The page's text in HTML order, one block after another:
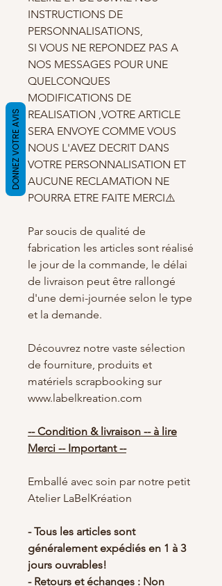
INSTRUCTIONS DE
PERSONNALISATIONS,
SI VOUS NE REPONDEZ PAS A
NOS MESSAGES POUR UNE
QUELCONQUES
MODIFICATIONS DE
REALISATION ,VOTRE ARTICLE
SERA ENVOYE COMME VOUS
NOUS L'AVEZ DECRIT DANS
VOTRE PERSONNALISATION ET
AUCUNE RECLAMATION NE
POURRA ETRE FAITE MERCI⚠️
Par soucis de qualité de
fabrication les articles sont réalisé
le jour de la commande, le délai
de livraison peut être rallongé
d'une demi-journée selon le type
et la demande.
Découvrez notre vaste sélection
de fourniture, produits et
matériels scrapbooking sur
www.labelkreation.com
-- Condition & livraison -- à lire
Merci -- Important --
Emballé avec soin par notre petit
Atelier LaBelKréation
- Tous les articles sont
généralement expédiés en 1 à 3
jours ouvrables!
- Retours et échanges : Non
DONNEZ VOTRE AVIS